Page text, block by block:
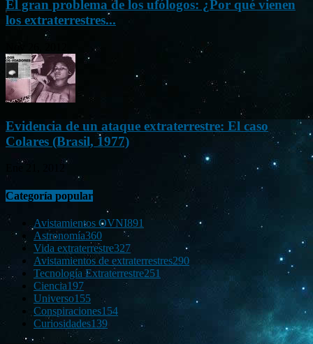
El gran problema de los ufólogos: ¿Por qué vienen
los extraterrestres...
Evidencia de un ataque extraterrestre: El caso
Colares (Brasil, 1977)
Ene 21, 2012
Categoría popular
Avistamientos OVNI891
Astronomía360
Vida extraterrestre327
Avistamientos de extraterrestres290
Tecnología Extraterrestre251
Ciencia197
Universo155
Conspiraciones154
Curiosidades139